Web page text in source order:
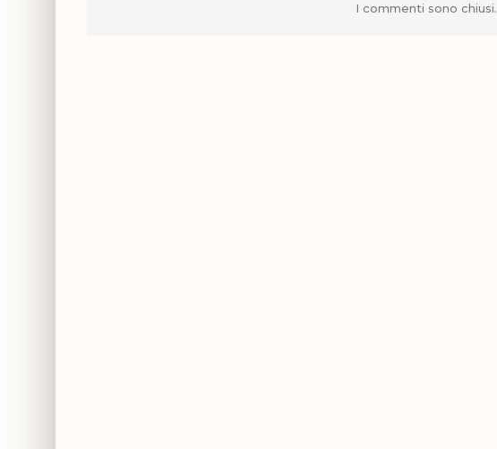
I commenti sono chiusi.